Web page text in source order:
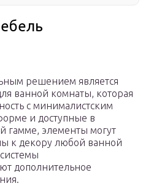
решением является
ванной комнаты, которая
с минималистским
и доступные в
гамме, элементы могут
к декору любой ванной
дополнительное